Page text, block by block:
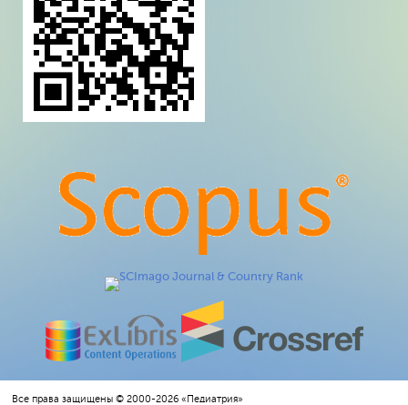
Все права защищены © 2000-2026 «Педиатрия»